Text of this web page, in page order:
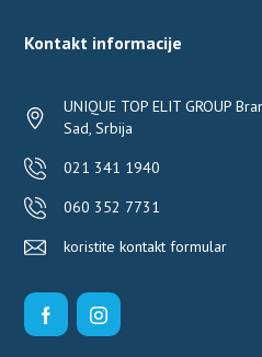
Kontakt informacije
UNIQUE TOP ELIT GROUP
Sad, Srbija
021 341 1940
060 352 7731
koristite kontakt formular